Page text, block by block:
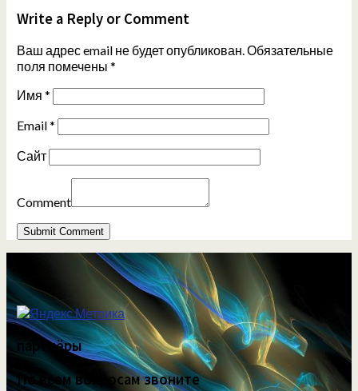
Write a Reply or Comment
Ваш адрес email не будет опубликован.Обязательные
поля помечены *
Имя *
Email*
Сайт
Comment
партнёры
По всем вопросам звоните